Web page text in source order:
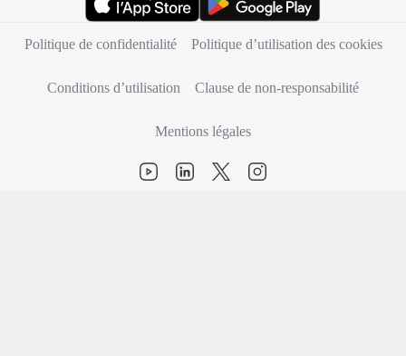
Politique de confidentialité
Politique d’utilisation des cookies
Conditions d’utilisation Clause de non-responsabilité
Mentions légales